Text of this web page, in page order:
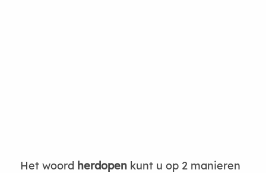
Het woord herdopenkunt u op 2 manieren